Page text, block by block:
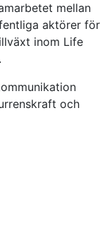
mellan
aktörer för
inom Life
och